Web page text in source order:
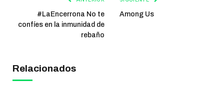
#LaEncerrona No te
confíes en la inmunidad de
rebaño
Among Us
Relacionados